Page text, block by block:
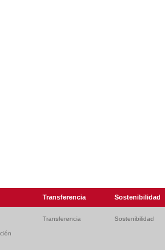
Transferencia Sostenibilidad
Transferencia Sostenibilidad